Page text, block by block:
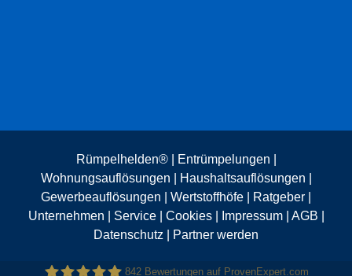
Rümpelhelden® | Entrümpelungen
Wohnungsauflösungen
Haushaltsauflösungen
Gewerbeauflösungen
Wertstoffhöfe Ratgeber
Unternehmen
Service| Cookies| Impressum| AGB
Datenschutz
Partner werden
842 Bewertungen auf ProvenExpert.com